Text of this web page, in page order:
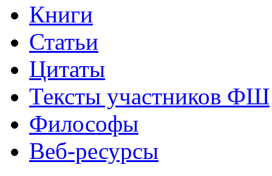
Книги
Статьи
Цитаты
Тексты участников ФШ
Философы
Веб-ресурсы